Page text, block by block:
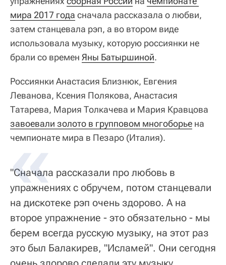
мира 2017 года сначала рассказала о любви,
затем станцевала рэп, а во втором виде
использовала музыку, которую россиянки не
брали со времен Яны Батыршиной.
Россиянки Анастасия Близнюк, Евгения
Леванова, Ксения Полякова, Анастасия
Татарева, Мария Толкачева и Мария Кравцова
завоевали золото в групповом многоборье на
чемпионате мира в Пезаро (Италия).
"Сначала рассказали про любовь в
упражнениях с обручем, потом станцевали
на дискотеке рэп очень здорово. А на
второе упражнение - это обязательно - мы
берем всегда русскую музыку, на этот раз
это был Балакирев, "Исламей". Они сегодня